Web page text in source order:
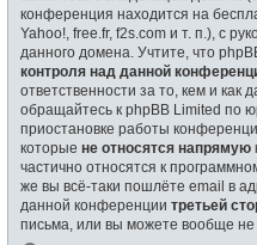
конференция находится на
Yahoo!, free.fr, f2s.com и т. п.), с
данного домена. Учтите, что
контроля над данной
ответственности за то, кем и
обращайтесь к phpBB Limited по
приостановке работы
которые не относятся напрямую
частично относятся к
же вы всё-таки пошлёте email в
данной конференции третьей
письма, или вы можете вообще не